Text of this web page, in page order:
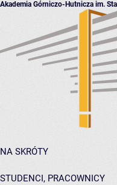
Akademia Górniczo-Hutnicza im.
NA SKRÓTY
STUDENCI, PRACOWNICY